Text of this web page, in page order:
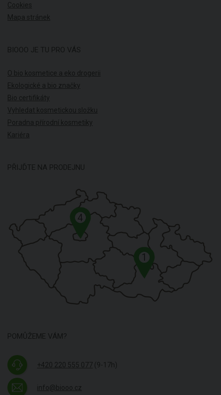
Cookies
Mapa stránek
BIOOO JE TU PRO VÁS
O bio kosmetice a eko drogerii
Ekologické a bio značky
Bio certifikáty
Vyhledat kosmetickou složku
Poradna přírodní kosmetiky
Kariéra
PŘIJĎTE NA PRODEJNU
1
4
POMŮŽEME VÁM?
+420 220 555 077 (9-17h)
info@biooo.cz